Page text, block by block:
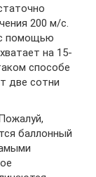
200 м/с.
помощью
на 15-
способе
две сотни
баллонный